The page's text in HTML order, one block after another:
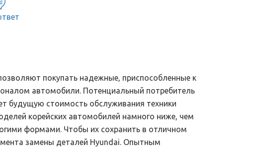
покупать надежные, приспособленные к
автомобили. Потенциальный потребитель
будущую стоимость обслуживания техники
корейских автомобилей намного ниже, чем
формами. Чтобы их сохранить в отличном
замены деталей Hyundai. Опытным